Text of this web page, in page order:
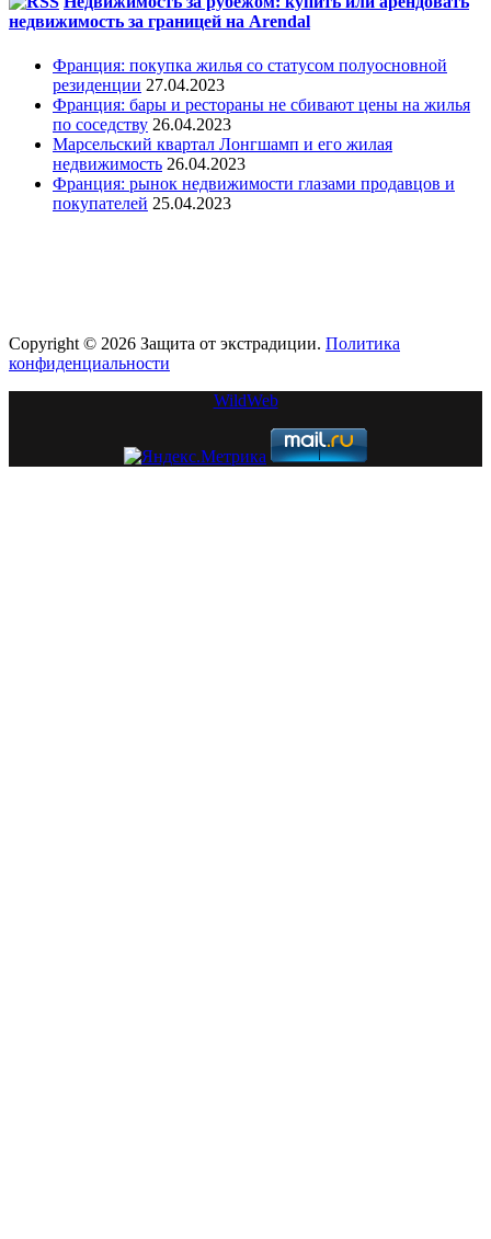
недвижимость за границей на Arendal
Франция: покупка жилья со статусом полуосновной
резиденции 27.04.2023
Франция: бары и рестораны не сбивают цены на жилья
по соседству 26.04.2023
Марсельский квартал Лонгшамп и его жилая
недвижимость 26.04.2023
Франция: рынок недвижимости глазами продавцов и
покупателей 25.04.2023
Copyright © 2026 Защита от экстрадиции. Политика
конфиденциальности
WildWeb